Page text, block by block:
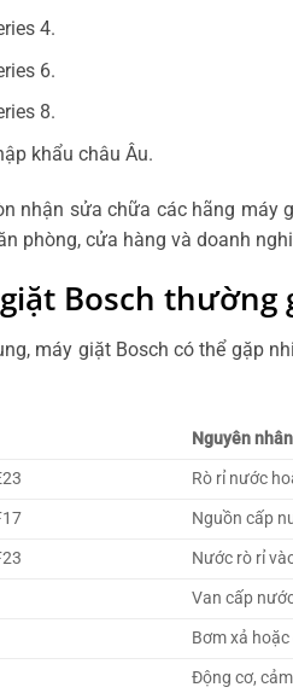
4.
6.
8.
khẩu châu Âu.
nhận sửa chữa các hãng máy
phòng, cửa hàng và doanh
Bosch thường
máy giặt Bosch có thể gặp
Nguyên
Rò rỉ nước
Nguồn cấp
Nước rò rỉ
Van cấp
Bơm xả
Động cơ,